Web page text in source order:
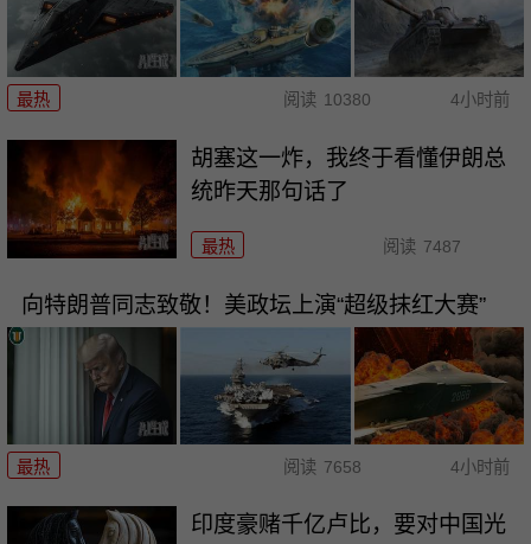
最热 阅读 10380 4小时前
胡塞这一炸，我终于看懂伊朗总
统昨天那句话了
最热 阅读 7487
向特朗普同志致敬！美政坛上演“超级抹红大赛”
最热 阅读 7658 4小时前
印度豪赌千亿卢比，要对中国光